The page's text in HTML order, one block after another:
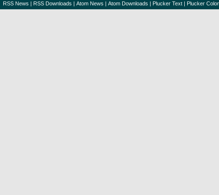
RSS News | RSS Downloads | Atom News | Atom Downloads | Plucker Text | Plucker Color